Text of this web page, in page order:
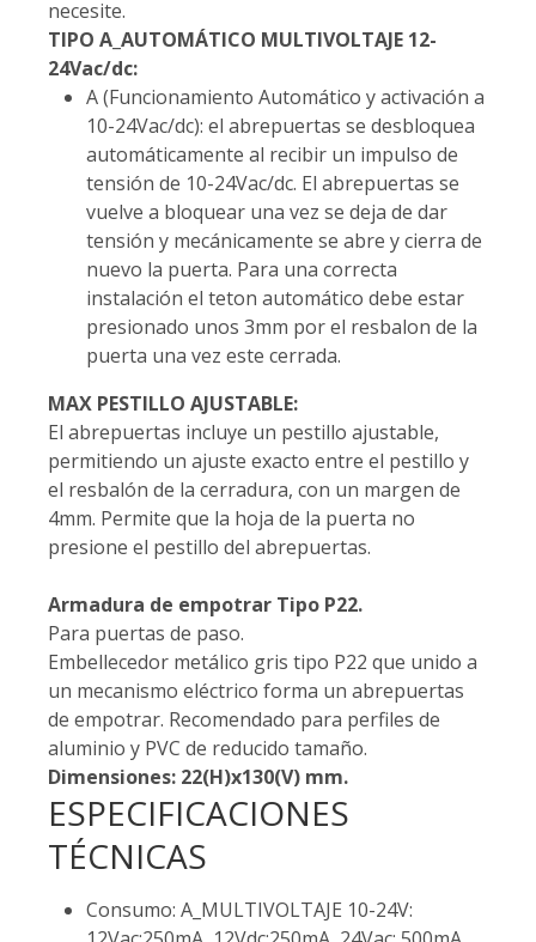
necesite.
TIPO A_AUTOMÁTICO MULTIVOLTAJE 12-
24Vac/dc:
A (Funcionamiento Automático y activación a
10-24Vac/dc): el abrepuertas se desbloquea
automáticamente al recibir un impulso de
tensión de 10-24Vac/dc. El abrepuertas se
vuelve a bloquear una vez se deja de dar
tensión y mecánicamente se abre y cierra de
nuevo la puerta. Para una correcta
instalación el teton automático debe estar
presionado unos 3mm por el resbalon de la
puerta una vez este cerrada.
MAX PESTILLO AJUSTABLE:
El abrepuertas incluye un pestillo ajustable,
permitiendo un ajuste exacto entre el pestillo y
el resbalón de la cerradura, con un margen de
4mm. Permite que la hoja de la puerta no
presione el pestillo del abrepuertas.
Armadura de empotrar Tipo P22.
Para puertas de paso.
Embellecedor metálico gris tipo P22 que unido a
un mecanismo eléctrico forma un abrepuertas
de empotrar. Recomendado para perfiles de
aluminio y PVC de reducido tamaño.
Dimensiones: 22(H)x130(V) mm.
ESPECIFICACIONES
TÉCNICAS
Consumo: A_MULTIVOLTAJE 10-24V: